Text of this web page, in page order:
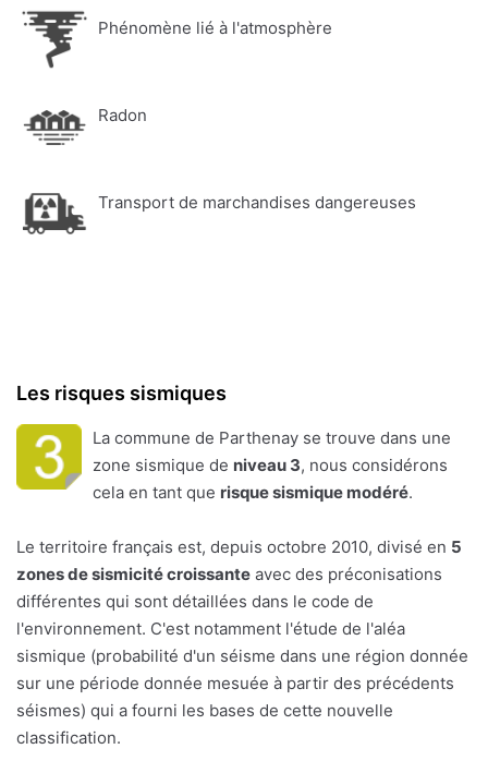
Phénomène lié à l'atmosphère
Radon
Transport de marchandises dangereuses
Les risques sismiques
La commune de Parthenay se trouve dans une
zone sismique de niveau 3, nous considérons
cela en tant que risque sismique modéré.
Le territoire français est, depuis octobre 2010, divisé en 5
zones de sismicité croissante avec des préconisations
différentes qui sont détaillées dans le code de
l'environnement. C'est notamment l'étude de l'aléa
sismique (probabilité d'un séisme dans une région donnée
sur une période donnée mesuée à partir des précédents
séismes) qui a fourni les bases de cette nouvelle
classification.